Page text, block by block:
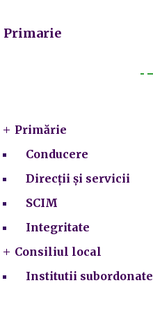
Primarie
Primărie
Conducere
Direcții și servicii
SCIM
Integritate
Consiliul local
Institutii subordonate